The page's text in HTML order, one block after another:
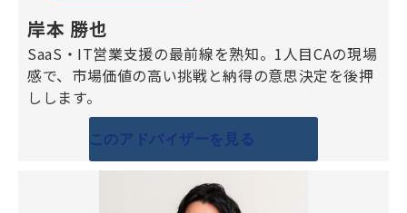
岸本 勝也
SaaS・IT営業支援の最前線を熟知。1人目CAの現場
感で、市場価値の高い挑戦と納得の意思決定を後押
しします。
このアドバイザーを見る